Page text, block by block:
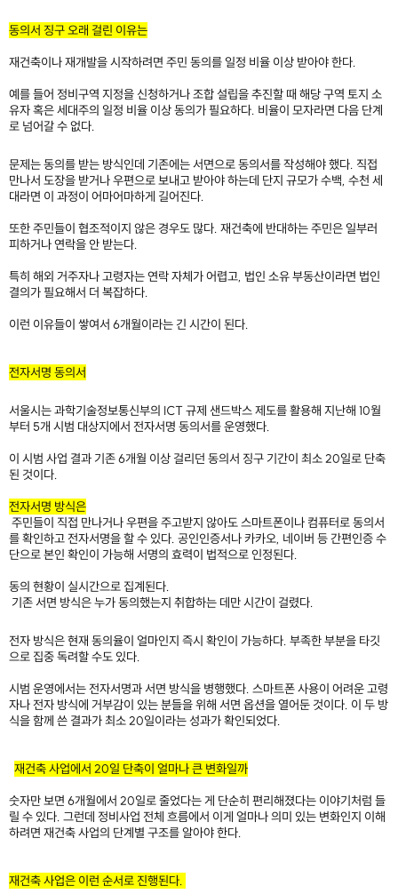
동의서 징구 오래 걸린 이유는
재건축이나 재개발을 시작하려면 주민 동의를 일정 비율 이상 받아야 한다.
예를 들어 정비구역 지정을 신청하거나 조합 설립을 추진할 때 해당 구역 토지 소
유자 혹은 세대주의 일정 비율 이상 동의가 필요하다. 비율이 모자라면 다음 단계
로 넘어갈 수 없다.
문제는 동의를 받는 방식인데 기존에는 서면으로 동의서를 작성해야 했다. 직접
만나서 도장을 받거나 우편으로 보내고 받아야 하는데 단지 규모가 수백, 수천 세
대라면 이 과정이 어마어마하게 길어진다.
또한 주민들이 협조적이지 않은 경우도 많다. 재건축에 반대하는 주민은 일부러
피하거나 연락을 안 받는다.
특히 해외 거주자나 고령자는 연락 자체가 어렵고, 법인 소유 부동산이라면 법인
결의가 필요해서 더 복잡하다.
이런 이유들이 쌓여서 6개월이라는 긴 시간이 된다.
전자서명 동의서
서울시는 과학기술정보통신부의 ICT 규제 샌드박스 제도를 활용해 지난해 10월
부터 5개 시범 대상지에서 전자서명 동의서를 운영했다.
이 시범 사업 결과 기존 6개월 이상 걸리던 동의서 징구 기간이 최소 20일로 단축
된 것이다.
전자서명 방식은​
주민들이 직접 만나거나 우편을 주고받지 않아도 스마트폰이나 컴퓨터로 동의서
를 확인하고 전자서명을 할 수 있다. 공인인증서나 카카오, 네이버 등 간편인증 수
단으로 본인 확인이 가능해 서명의 효력이 법적으로 인정된다.
동의 현황이 실시간으로 집계된다.
기존 서면 방식은 누가 동의했는지 취합하는 데만 시간이 걸렸다.
전자 방식은 현재 동의율이 얼마인지 즉시 확인이 가능하다. 부족한 부분을 타깃
으로 집중 독려할 수도 있다.
시범 운영에서는 전자서명과 서면 방식을 병행했다. 스마트폰 사용이 어려운 고령
자나 전자 방식에 거부감이 있는 분들을 위해 서면 옵션을 열어둔 것이다. 이 두 방
식을 함께 쓴 결과가 최소 20일이라는 성과가 확인되었다.
재건축 사업에서 20일 단축이 얼마나 큰 변화일까
숫자만 보면 6개월에서 20일로 줄었다는 게 단순히 편리해졌다는 이야기처럼 들
릴 수 있다. 그런데 정비사업 전체 흐름에서 이게 얼마나 의미 있는 변화인지 이해
하려면 재건축 사업의 단계별 구조를 알아야 한다.
재건축 사업은 이런 순서로 진행된다.